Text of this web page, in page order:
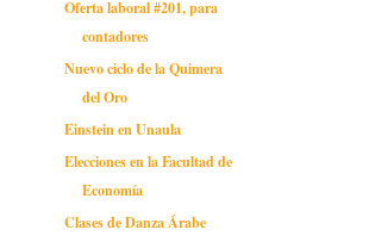
Oferta laboral #201, para
contadores
Nuevo ciclo de la Quimera
del Oro
Einstein en Unaula
Elecciones en la Facultad de
Economía
Clases de Danza Árabe